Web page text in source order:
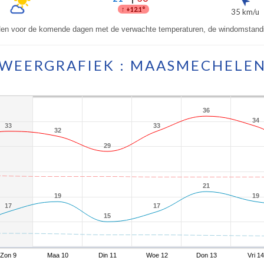
↑ +12.1° 35 km/u
voor de komende dagen met de verwachte temperaturen, de
: MAASMECHELEN
33
33
32
32
29
29
33
33
36
36
34
34
17
17
19
19
15
15
17
17
21
21
19
19
Zon 9 Maa 10 Din 11 Woe 12 Don 13 Vri 14